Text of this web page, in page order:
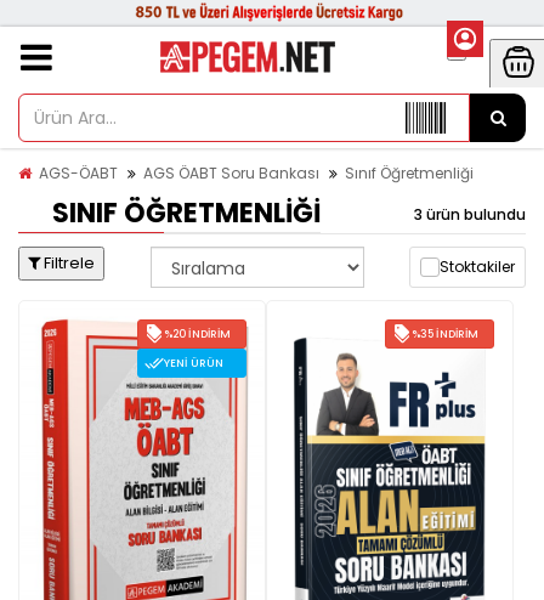
AGS-ÖABT AGS ÖABT Soru Bankası Sınıf Öğretmenliği
SINIF ÖĞRETMENLIĞI 3 ürün bulundu
Filtrele Stoktakiler
%20 İNDIRIM
YENI ÜRÜN
%35 İNDIRIM